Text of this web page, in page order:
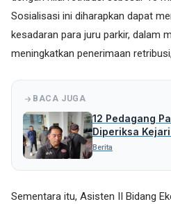
Sosialisasi ini diharapkan dapat
kesadaran para juru parkir, dalam
meningkatkan penerimaan
BACA JUGA
12 Pedagang
Diperiksa
Periksa Pihak
Berita
Sementara itu, Asisten II Bidang